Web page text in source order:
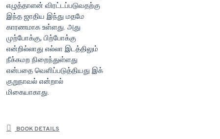
எழுத்தாளன் விரட்டப்படுவதற்கு
இந்த ஜாதிய இந்து மதமே
காரணமாக உள்ளது. அது
முற்போக்கு, பிற்போக்கு
என்றில்லாது எல்லா இடத்திலும்
நீக்கமற நிறைந்துள்ளது
என்பதை வெளிப்படுத்தியது இக்
குறுநாவல் என்றால்
மிகையாகாது.
BOOK DETAILS